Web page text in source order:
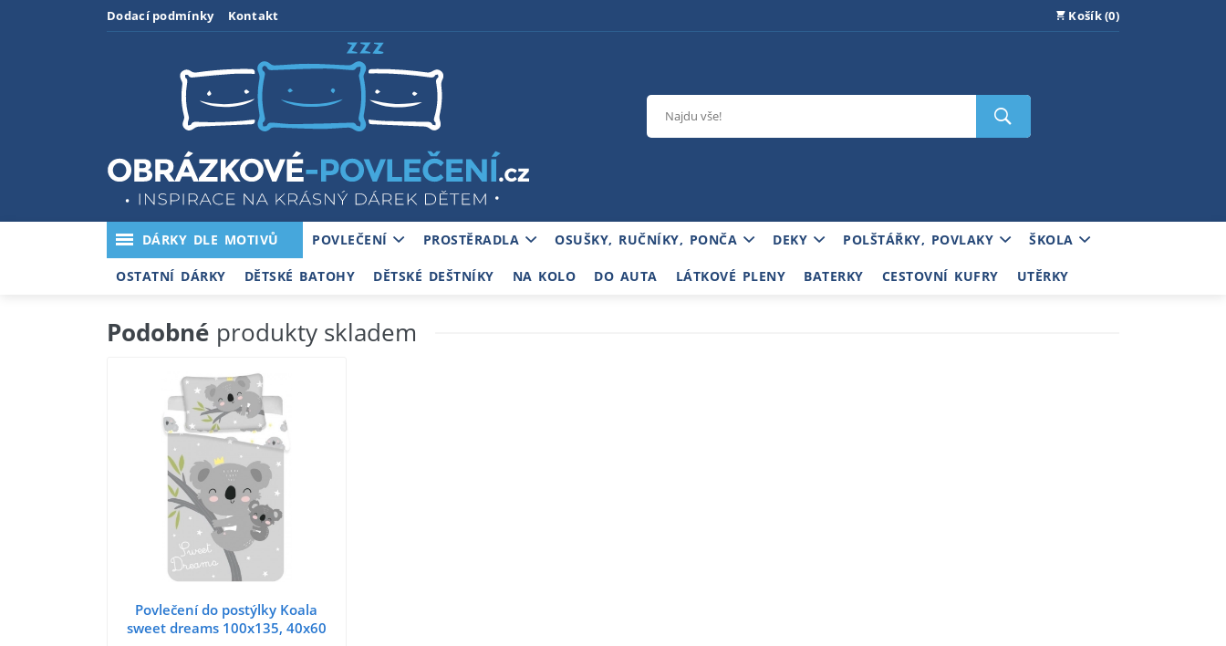
Dodací podmínky Kontakt Košík (0)
DÁRKY DLE MOTIVŮ POVLEČENÍ PROSTĚRADLA OSUŠKY, RUČNÍKY, PONČA DEKY POLŠTÁŘKY, POVLAKY ŠKOLA
OSTATNÍ DÁRKY DĚTSKÉ BATOHY DĚTSKÉ DEŠTNÍKY NA KOLO DO AUTA LÁTKOVÉ PLENY BATERKY CESTOVNÍ KUFRY UTĚRKY
Podobné produkty skladem
Povlečení do postýlky Koala
sweet dreams 100x135, 40x60